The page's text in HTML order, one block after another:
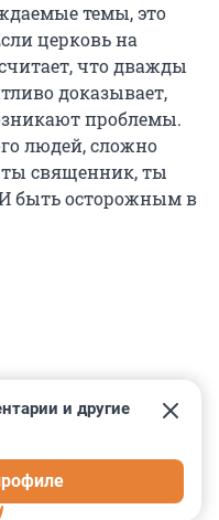
темы, это
церковь на
что дважды
доказывает,
проблемы.
людей, сложно
священник, ты
быть осторожным в
и другие